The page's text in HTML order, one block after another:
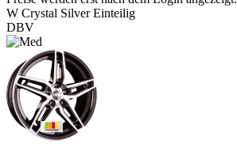
W Crystal Silver Einteilig
DBV